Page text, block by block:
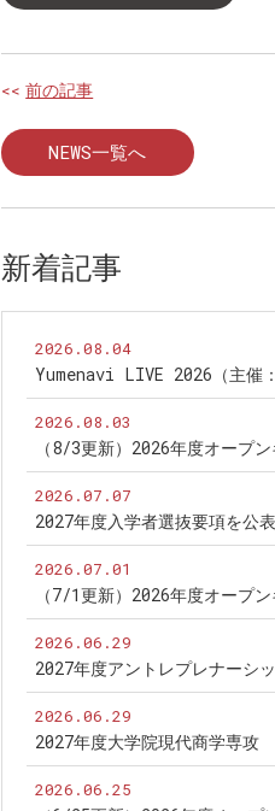
<<前の記事
NEWS一覧へ
新着記事
2026.08.04
Yumenavi LIVE 2026（主催：
2026.08.03
（8/3更新）2026年度オープ
2026.07.07
2027年度入学者選抜要項を公
2026.07.01
（7/1更新）2026年度オープ
2026.06.29
2027年度アントレプレナーシ
2026.06.29
2027年度大学院現代商学専攻
2026.06.25